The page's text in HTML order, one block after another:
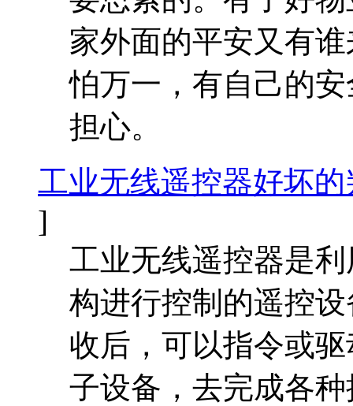
家外面的平安又有
怕万一，有自己的
担心。
工业无线遥控器好坏
]
工业无线遥控器是
构进行控制的遥控
收后，可以指令或
子设备，去完成各